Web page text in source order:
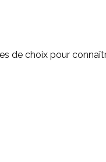
de choix pour